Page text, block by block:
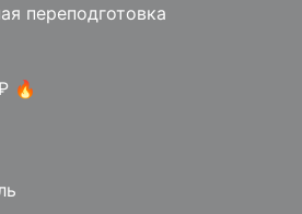
переподготовка
🔥